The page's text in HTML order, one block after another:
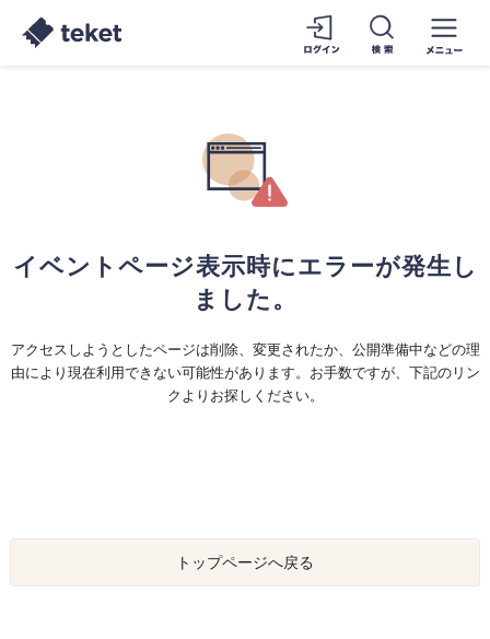
イベントページ表示時にエラーが発生し
ました。
アクセスしようとしたページは削除、変更されたか、公開準備中などの理
由により現在利用できない可能性があります。お手数ですが、下記のリン
クよりお探しください。
トップページへ戻る